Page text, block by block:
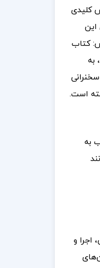
کلیدی
این
کتاب
به
است.
به
اجرا و